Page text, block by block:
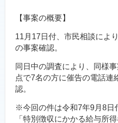
【事案の概要】
11月17日付、市民相談によ
の事案確認。
同日中の調査により、同様
点で7名の方に催告の電話連
認。
※今回の件は令和7年9月8日
「特別徴収にかかる給与所